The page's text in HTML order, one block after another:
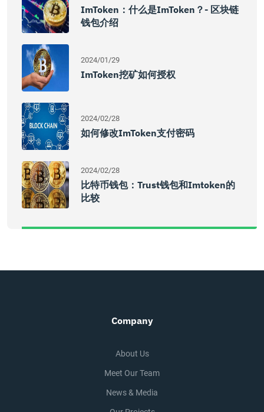
ImToken：什么是imToken？- 区块链
钱包介绍
2024/01/29
ImToken挖矿如何授权
2024/02/28
如何修改imToken支付密码
2024/02/28
比特币钱包：trust钱包和imtoken的
比较
Company
About Us
Meet Our Team
News & Media